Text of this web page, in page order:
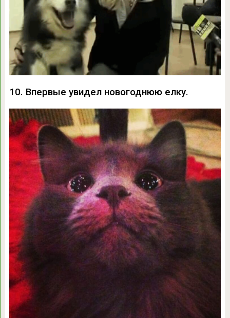
10. Впервые увидел новогоднюю елку.